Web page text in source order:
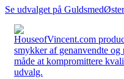
Se udvalget på
HouseofVincent.com
smykker af genanvendte og
måde at kompromittere
udvalg.